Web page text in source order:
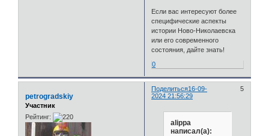
Если вас интересуют более
специфические аспекты
истории Ново-Николаевска
или его современного
состояния, дайте знать!
0
Поделиться 5
16-09-
2024 21:56:29
petrogradskiy
Участник
Рейтинг:
alippa
написал(а):